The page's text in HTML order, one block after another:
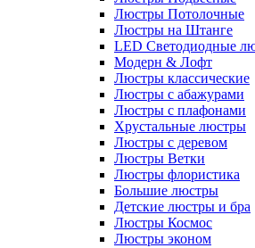
Люстры Потолочные
Люстры на Штанге
LED Светодиодные
Модерн & Лофт
Люстры классические
Люстры с абажурами
Люстры с плафонами
Хрустальные люстры
Люстры с деревом
Люстры Ветки
Люстры флористика
Большие люстры
Детские люстры и бра
Люстры Космос
Люстры эконом